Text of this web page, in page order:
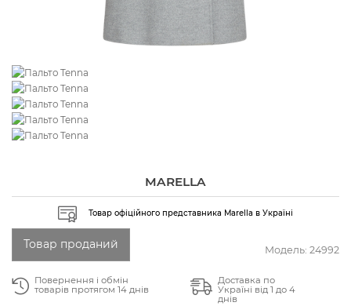
MARELLA
Товар офіційного представника Marella в Україні
Модель: 24992
Товар проданий
Повернення і обмін
товарів протягом 14 днів
Доставка по
Україні від 1 до 4
днів